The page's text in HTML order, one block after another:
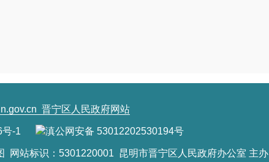
晋宁区人民政府网站
-1 滇公网安备 53012202530194号
网站标识：5301220001 昆明市晋宁区人民政府办公室 主办